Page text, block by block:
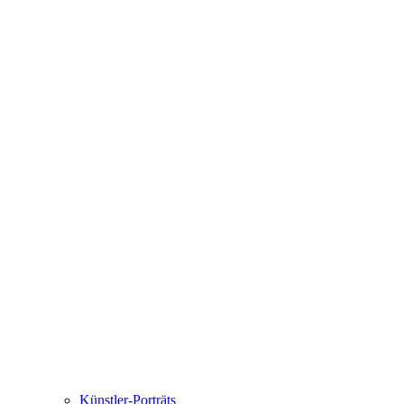
Künstler-Porträts